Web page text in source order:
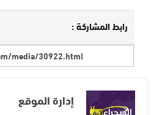
رابط المشاركة :
إدارة الموقع